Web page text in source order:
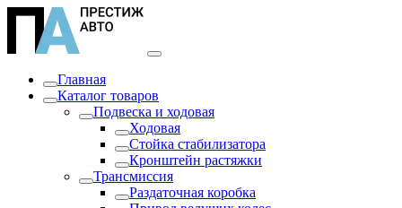
Главная
Каталог товаров
Подвеска и ходовая
Ходовая
Стойка стабилизатора
Кронштейн растяжки
Трансмиссия
Раздаточная коробка